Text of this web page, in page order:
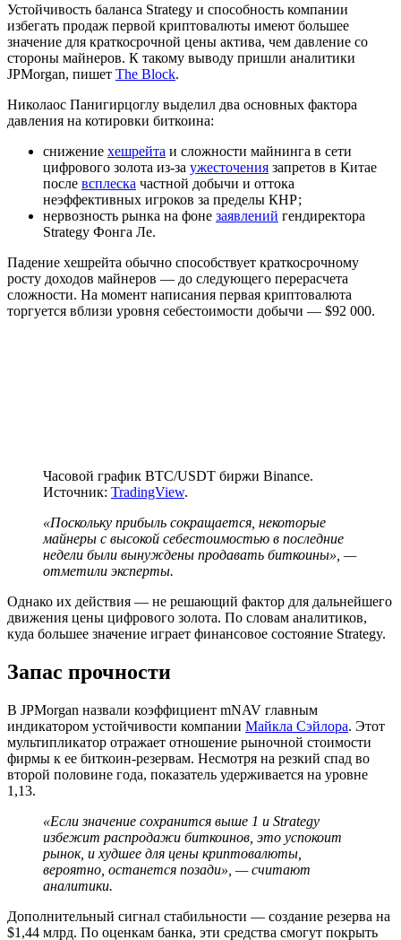
Устойчивость баланса Strategy и способность компании
избегать продаж первой криптовалюты имеют большее
значение для краткосрочной цены актива, чем давление со
стороны майнеров. К такому выводу пришли аналитики
JPMorgan, пишет The Block.
Николаос Панигирцоглу выделил два основных фактора
давления на котировки биткоина:
снижение хешрейта и сложности майнинга в сети
цифрового золота из-за ужесточения запретов в Китае
после всплеска частной добычи и оттока
неэффективных игроков за пределы КНР;
нервозность рынка на фоне заявлений гендиректора
Strategy Фонга Ле.
Падение хешрейта обычно способствует краткосрочному
росту доходов майнеров — до следующего перерасчета
сложности. На момент написания первая криптовалюта
торгуется вблизи уровня себестоимости добычи — $92 000.
Часовой график BTC/USDT биржи Binance.
Источник: TradingView.
«Поскольку прибыль сокращается, некоторые
майнеры с высокой себестоимостью в последние
недели были вынуждены продавать биткоины», —
отметили эксперты.
Однако их действия — не решающий фактор для дальнейшего
движения цены цифрового золота. По словам аналитиков,
куда большее значение играет финансовое состояние Strategy.
Запас прочности
В JPMorgan назвали коэффициент mNAV главным
индикатором устойчивости компании Майкла Сэйлора. Этот
мультипликатор отражает отношение рыночной стоимости
фирмы к ее биткоин-резервам. Несмотря на резкий спад во
второй половине года, показатель удерживается на уровне
1,13.
«Если значение сохранится выше 1 и Strategy
избежит распродажи биткоинов, это успокоит
рынок, и худшее для цены криптовалюты,
вероятно, останется позади», — считают
аналитики.
Дополнительный сигнал стабильности — создание резерва на
$1,44 млрд. По оценкам банка, эти средства смогут покрыть